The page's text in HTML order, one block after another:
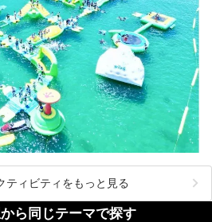
ティビティをもっと見る
ら同じテーマで探す